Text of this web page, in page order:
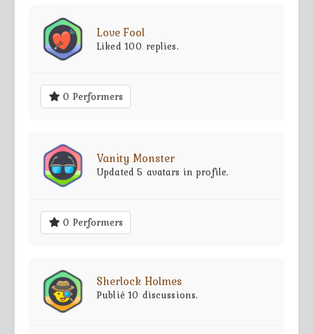
Love Fool
Liked 100 replies.
0 Performers
Vanity Monster
Updated 5 avatars in profile.
0 Performers
Sherlock Holmes
Publié 10 discussions.